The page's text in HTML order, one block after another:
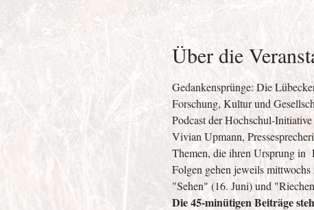
Über die
Gedankensprünge: Die
Forschung, Kultur und
Podcast der Hochschul-
Vivian Upmann,
Themen, die ihren Ursprung in
Folgen gehen jeweils
"Sehen" (16. Juni) und
Die 45-minütigen Beiträge